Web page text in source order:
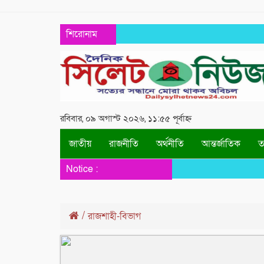
শিরোনাম
রবিবার, ০৯ অগাস্ট ২০২৬, ১১:৫৫ পূর্বাহ্ন
জাতীয় রাজনীতি অর্থনীতি আন্তর্জাতিক
Notice :
/রাজশাহী-বিভাগ